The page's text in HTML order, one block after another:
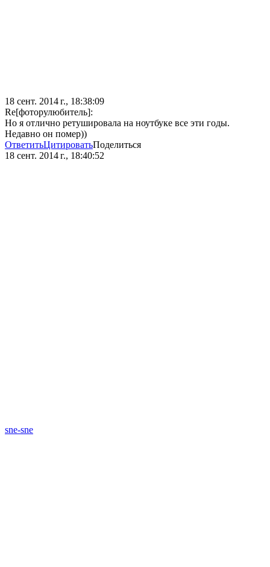
18 сент. 2014 г., 18:38:09
Re[фоторулюбитель]:
Но я отлично ретушировала на ноутбуке все эти годы.
Недавно он помер))
ОтветитьЦитироватьПоделиться
18 сент. 2014 г., 18:40:52
sne-sne